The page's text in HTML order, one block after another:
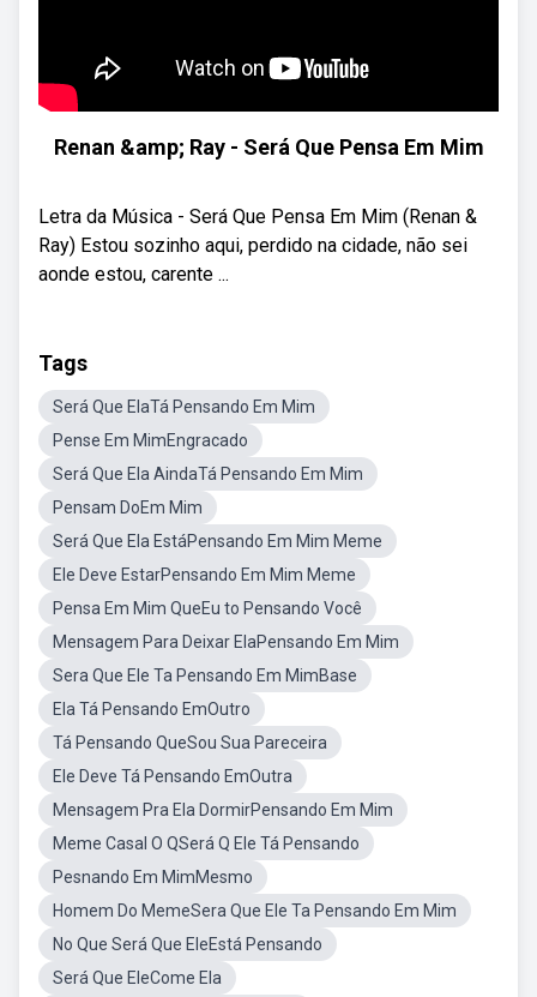
Renan &amp; Ray - Será Que Pensa Em Mim
Letra da Música - Será Que Pensa Em Mim (Renan &
Ray) Estou sozinho aqui, perdido na cidade, não sei
aonde estou, carente ...
Tags
Será Que ElaTá Pensando Em Mim
Pense Em MimEngracado
Será Que Ela AindaTá Pensando Em Mim
Pensam DoEm Mim
Será Que Ela EstáPensando Em Mim Meme
Ele Deve EstarPensando Em Mim Meme
Pensa Em Mim QueEu to Pensando Você
Mensagem Para Deixar ElaPensando Em Mim
Sera Que Ele Ta Pensando Em MimBase
Ela Tá Pensando EmOutro
Tá Pensando QueSou Sua Pareceira
Ele Deve Tá Pensando EmOutra
Mensagem Pra Ela DormirPensando Em Mim
Meme Casal O QSerá Q Ele Tá Pensando
Pesnando Em MimMesmo
Homem Do MemeSera Que Ele Ta Pensando Em Mim
No Que Será Que EleEstá Pensando
Será Que EleCome Ela